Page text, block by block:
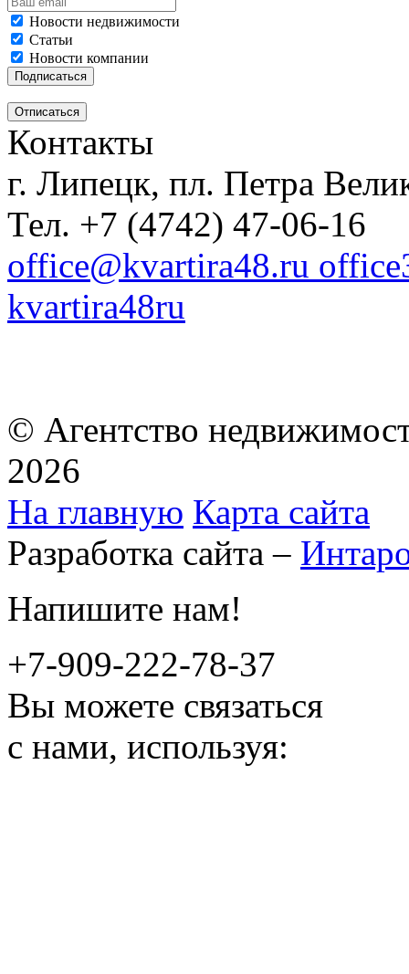
Новости недвижимости
Статьи
Новости компании
Контакты
г. Липецк, пл. Петра
Тел. +7 (4742) 47-06-16
office@kvartira48.ru
kvartira48ru
© Агентство
2026
На главную Карта сайта
Разработка сайта –
Напишите нам!
+7-909-222-78-37
Вы можете связаться
с нами, используя: